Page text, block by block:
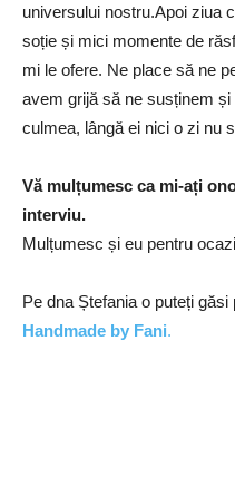
universului nostru.Apoi ziua
soție și mici momente de
mi le ofere. Ne place să ne
avem grijă să ne susținem
culmea, lângă ei nici o zi nu
Vă mulțumesc ca mi-ați
interviu.
Mulțumesc și eu pentru
Pe dna Ștefania o puteți
Handmade by Fani.